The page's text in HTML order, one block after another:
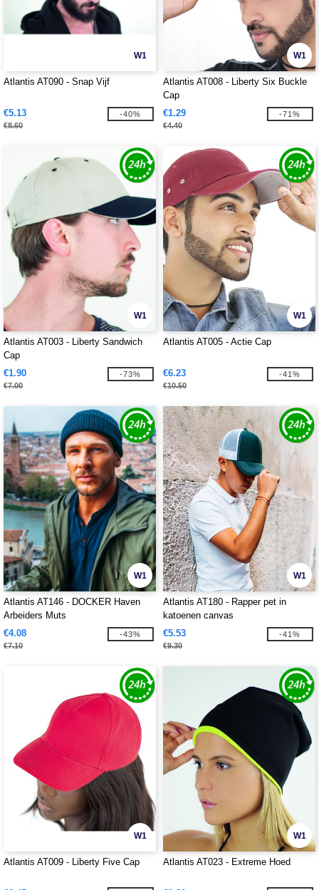
W1
Atlantis AT090 - Snap Vijf
€5.13
€8.60
-40%
W1
Atlantis AT008 - Liberty Six Buckle
Cap
€1.29
€4.40
-71%
W1
Atlantis AT003 - Liberty Sandwich
Cap
€1.90
€7.00
-73%
W1
Atlantis AT005 - Actie Cap
€6.23
€10.50
-41%
W1
Atlantis AT146 - DOCKER Haven
Arbeiders Muts
€4.08
€7.10
-43%
W1
Atlantis AT180 - Rapper pet in
katoenen canvas
€5.53
€9.30
-41%
W1
Atlantis AT009 - Liberty Five Cap
W1
Atlantis AT023 - Extreme Hoed